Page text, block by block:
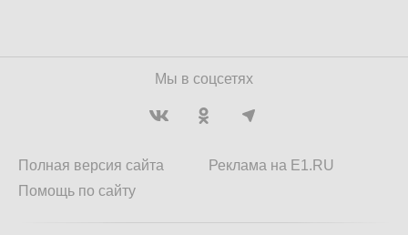
Мы в соцсетях
Полная версия сайта
Помощь по сайту
Реклама на E1.RU